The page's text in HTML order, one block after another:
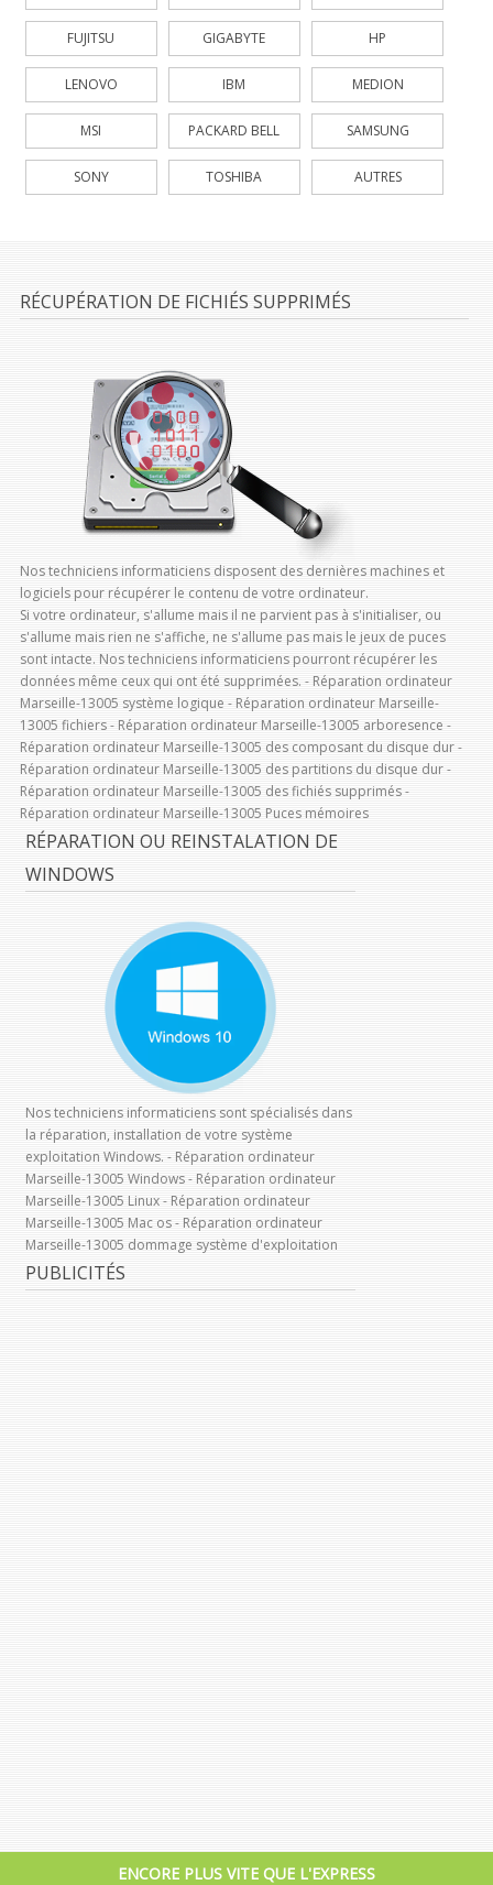
FUJITSU GIGABYTE HP
LENOVO IBM MEDION
MSI PACKARD BELL SAMSUNG
SONY TOSHIBA AUTRES
RÉCUPÉRATION DE FICHIÉS SUPPRIMÉS
Nos techniciens informaticiens disposent des dernières machines et
logiciels pour récupérer le contenu de votre ordinateur.
Si votre ordinateur, s'allume mais il ne parvient pas à s'initialiser, ou
s'allume mais rien ne s'affiche, ne s'allume pas mais le jeux de puces
sont intacte. Nos techniciens informaticiens pourront récupérer les
données même ceux qui ont été supprimées. - Réparation ordinateur
Marseille-13005 système logique - Réparation ordinateur Marseille-
13005 fichiers - Réparation ordinateur Marseille-13005 arboresence -
Réparation ordinateur Marseille-13005 des composant du disque dur -
Réparation ordinateur Marseille-13005 des partitions du disque dur -
Réparation ordinateur Marseille-13005 des fichiés supprimés -
Réparation ordinateur Marseille-13005 Puces mémoires
RÉPARATION OU REINSTALATION DE
WINDOWS
Nos techniciens informaticiens sont spécialisés dans
la réparation, installation de votre système
exploitation Windows. - Réparation ordinateur
Marseille-13005 Windows - Réparation ordinateur
Marseille-13005 Linux - Réparation ordinateur
Marseille-13005 Mac os - Réparation ordinateur
Marseille-13005 dommage système d'exploitation
PUBLICITÉS
ENCORE PLUS VITE QUE L'EXPRESS